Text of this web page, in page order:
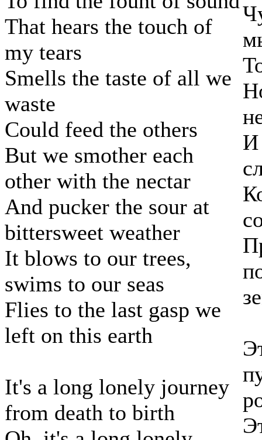
That hears the touch of
my tears
Smells the taste of all we
waste
Could feed the others
But we smother each
other with the nectar
And pucker the sour at
bittersweet weather
It blows to our trees,
swims to our seas
Flies to the last gasp we
left on this earth
It's a long lonely journey
from death to birth
И